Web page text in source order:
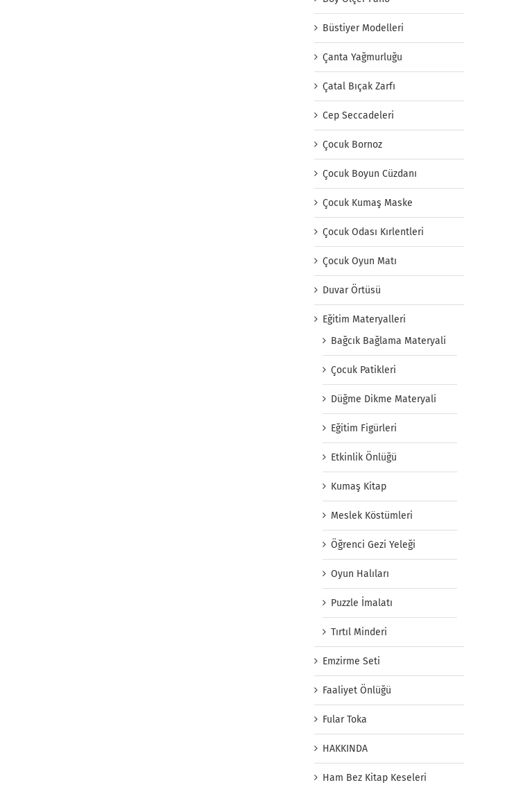
Büstiyer Modelleri
Çanta Yağmurluğu
Çatal Bıçak Zarfı
Cep Seccadeleri
Çocuk Bornoz
Çocuk Boyun Cüzdanı
Çocuk Kumaş Maske
Çocuk Odası Kırlentleri
Çocuk Oyun Matı
Duvar Örtüsü
Eğitim Materyalleri
Bağcık Bağlama Materyali
Çocuk Patikleri
Düğme Dikme Materyali
Eğitim Figürleri
Etkinlik Önlüğü
Kumaş Kitap
Meslek Köstümleri
Öğrenci Gezi Yeleği
Oyun Halıları
Puzzle İmalatı
Tırtıl Minderi
Emzirme Seti
Faaliyet Önlüğü
Fular Toka
HAKKINDA
Ham Bez Kitap Keseleri